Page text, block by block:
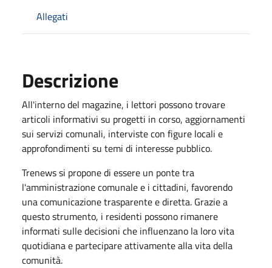
Allegati
Descrizione
All'interno del magazine, i lettori possono trovare
articoli informativi su progetti in corso, aggiornamenti
sui servizi comunali, interviste con figure locali e
approfondimenti su temi di interesse pubblico.
Trenews si propone di essere un ponte tra
l'amministrazione comunale e i cittadini, favorendo
una comunicazione trasparente e diretta. Grazie a
questo strumento, i residenti possono rimanere
informati sulle decisioni che influenzano la loro vita
quotidiana e partecipare attivamente alla vita della
comunità.